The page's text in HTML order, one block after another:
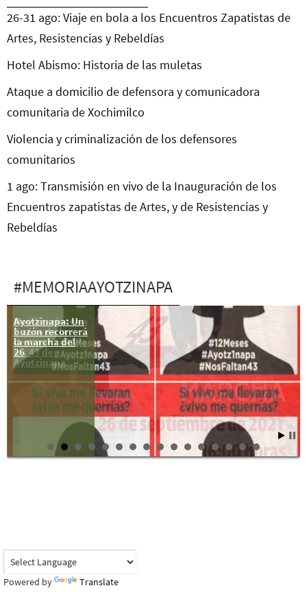
26-31 ago: Viaje en bola a los Encuentros Zapatistas de
Artes, Resistencias y Rebeldías
Hotel Abismo: Historia de las muletas
Ataque a domicilio de defensora y comunicadora
comunitaria de Xochimilco
Violencia y criminalización de los defensores
comunitarios
1 ago: Transmisión en vivo de la Inauguración de los
Encuentros zapatistas de Artes, y de Resistencias y
Rebeldías
#MEMORIAAYOTZINAPA
Ayotzinapa: Un
buzón recorrerá
la marcha del
26
Movilizaciones a
7 años de la
desaparición de
los 43 de
Ayotzinapa
Powered by Translate